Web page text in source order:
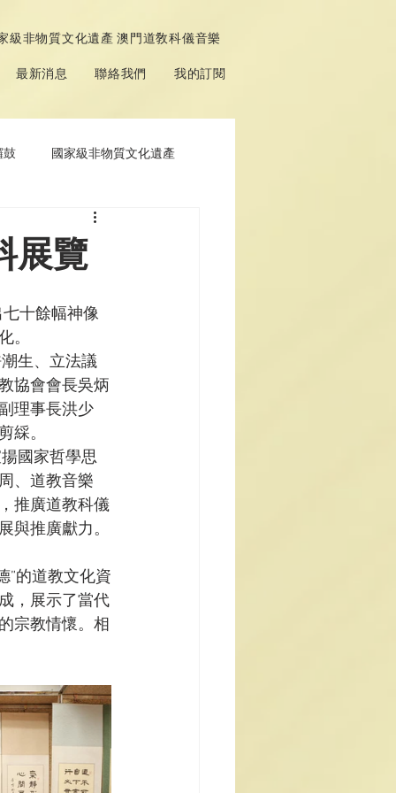
級非物質文化遺產 澳門道敎科儀音樂
最新消息 聯絡我們 我的訂閱
鼓 國家級非物質文化遺產
展覽
十餘幅神像
。
協會會長吳炳
理事長洪少
綵。
、道教音樂
推廣道教科儀
與推廣獻力。
，展示了當代
宗教情懷。相